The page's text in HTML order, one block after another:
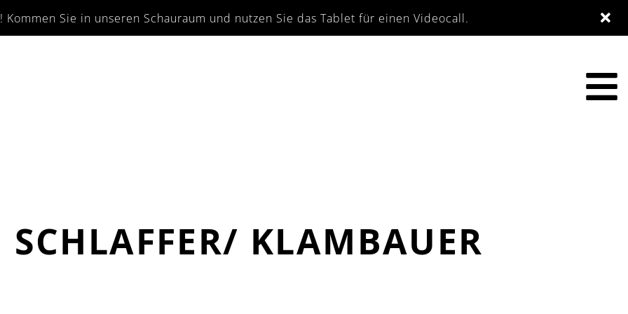
Sie in unseren Schauraum und nutzen Sie das Tablet für einen Videocall.
KLAMBAUER